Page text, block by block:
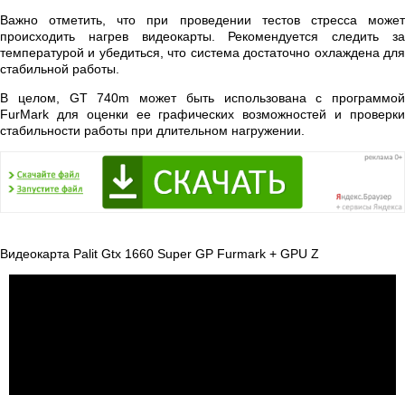
Важно отметить, что при проведении тестов стресса может
происходить нагрев видеокарты. Рекомендуется следить за
температурой и убедиться, что система достаточно охлаждена для
стабильной работы.
В целом, GT 740m может быть использована с программой
FurMark для оценки ее графических возможностей и проверки
стабильности работы при длительном нагружении.
Видеокарта Palit Gtx 1660 Super GP Furmark + GPU Z